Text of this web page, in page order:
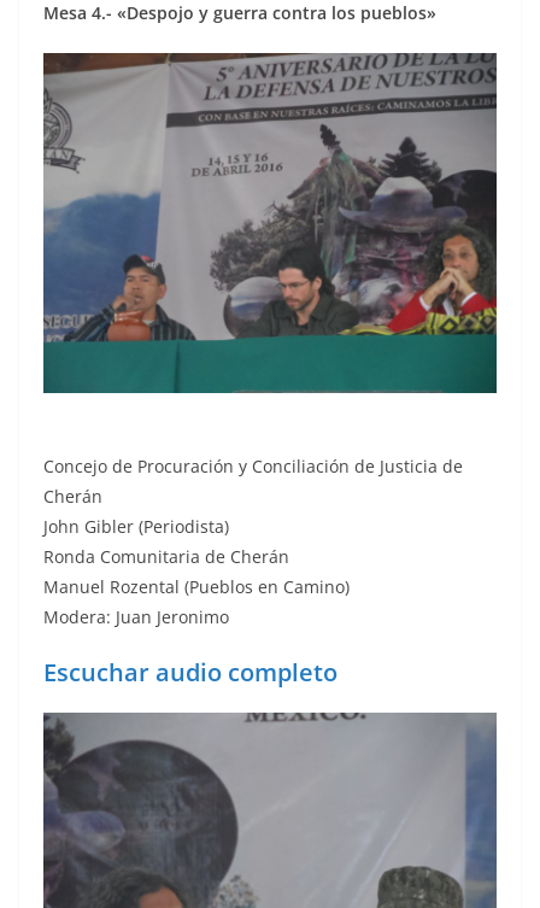
Mesa 4.- «Despojo y guerra contra los pueblos»
Concejo de Procuración y Conciliación de Justicia de
Cherán
John Gibler (Periodista)
Ronda Comunitaria de Cherán
Manuel Rozental (Pueblos en Camino)
Modera: Juan Jeronimo
Escuchar audio completo